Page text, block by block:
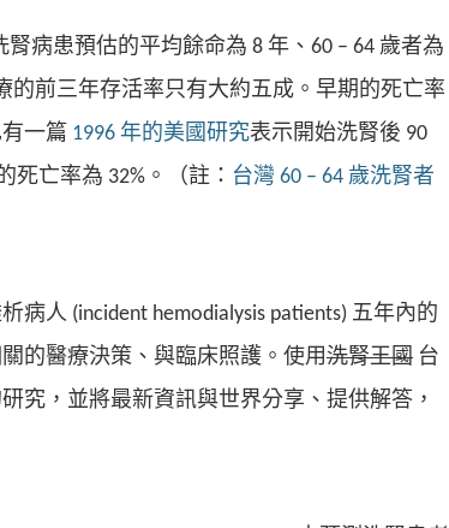
腎病患預估的平均餘命為 8 年、60 – 64 歲者為
的前三年存活率只有大約五成。早期的死亡率
一篇 1996 年的美國研究表示開始洗腎後 90
死亡率為 32%。（註： 台灣 60 – 64 歲洗腎者
病人 (incident hemodialysis patients) 五年內的
的醫療決策、與臨床照護。使用洗腎王國 台
究，並將最新資訊與世界分享、提供解答，